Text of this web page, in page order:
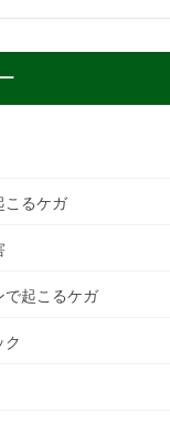
こるケガ
で起こるケガ
ク